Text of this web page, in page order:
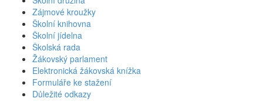
Zájmové kroužky
Školní knihovna
Školní jídelna
Školská rada
Žákovský parlament
Elektronická žákovská knížka
Formuláře ke stažení
Důležité odkazy